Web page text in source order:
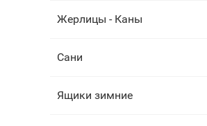
Жерлицы - Каны
Сани
Ящики зимние